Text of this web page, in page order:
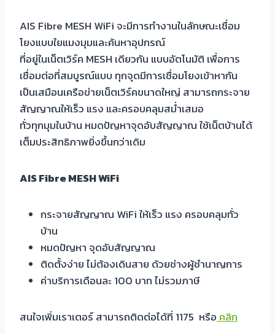
AIS Fibre MESH WiFi จะมีการทำงานในลักษณะเชื่อม
โยงแบบใยแมงมุมและค้นหาอุปกรณ์
ที่อยู่ในเน็ตเวิร์ค MESH เดียวกัน แบบอัตโนมัติ เพื่อการ
เชื่อมต่อที่สมบูรณ์แบบ ทุกจุดมีการเชื่อมโยงเข้าหากัน
เป็นเสมือนเครือข่ายเน็ตเวิร์คขนาดใหญ่ สามารถกระจาย
สัญญาณให้เร็ว แรง และครอบคลุมสม่ำเสมอ
ทั่วทุกมุมในบ้าน หมดปัญหาจุดอับสัญญาณ ใช้เน็ตบ้านได้
เต็มประสิทธิภาพยิ่งขึ้นกว่าเดิม
AIS Fibre MESH WiFi
กระจายสัญญาณ WiFi ให้เร็ว แรง ครอบคลุมทั่ว
บ้าน
หมดปัญหาจุดอับสัญญาณ
ติดตั้งง่ายไม่ต้องเดินสาย ด้วยช่างผู้ชำนาญการ
ค่าบริการเดือนละ 100 บาท ไม่รวมภาษี
สนใจเพิ่มเราเตอร์ สามารถติดต่อได้ที่ 1175 หรือ คลิก